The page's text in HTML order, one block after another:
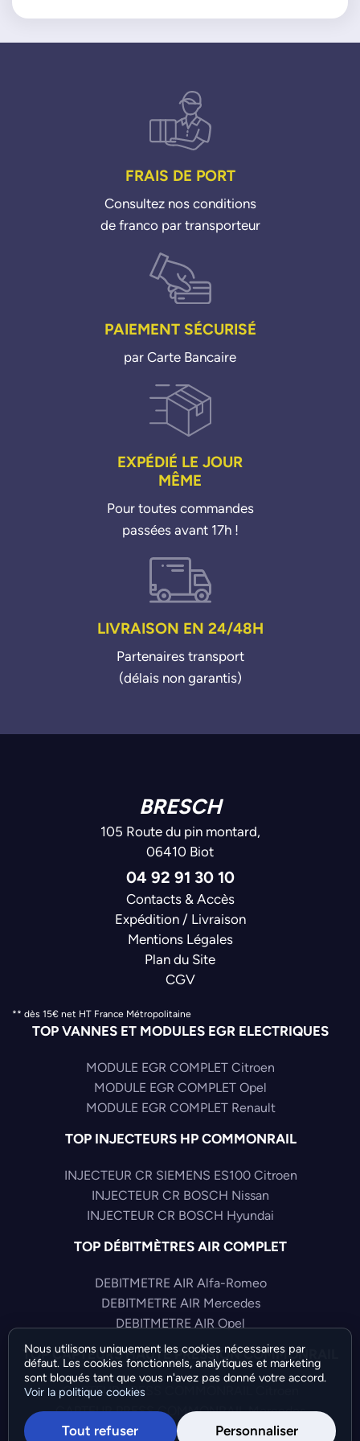
FRAIS DE PORT
Consultez nos conditions
de franco par transporteur
PAIEMENT SÉCURISÉ
par Carte Bancaire
EXPÉDIÉ LE JOUR
MÊME
Pour toutes commandes
passées avant 17h !
LIVRAISON EN 24/48H
Partenaires transport
(délais non garantis)
BRESCH
105 Route du pin montard,
06410 Biot
04 92 91 30 10
Contacts & Accès
Expédition / Livraison
Mentions Légales
Plan du Site
CGV
** dès 15€ net HT France Métropolitaine
TOP VANNES ET MODULES EGR ELECTRIQUES
MODULE EGR COMPLET Citroen
MODULE EGR COMPLET Opel
MODULE EGR COMPLET Renault
TOP INJECTEURS HP COMMONRAIL
INJECTEUR CR SIEMENS ES100 Citroen
INJECTEUR CR BOSCH Nissan
INJECTEUR CR BOSCH Hyundai
TOP DÉBITMÈTRES AIR COMPLET
DEBITMETRE AIR Alfa-Romeo
DEBITMETRE AIR Mercedes
DEBITMETRE AIR Opel
TOP CAPTEURS HAUTE PRESSION COMMONRAIL
CAPTEUR PRESS COMMONRAIL Citroen
CAPTEUR PRESS COMMONRAIL Mercedes
CAPTEUR PRESS COMMONRAIL Fiat
Nous utilisons uniquement les cookies nécessaires par
défaut. Les cookies fonctionnels, analytiques et marketing
sont bloqués tant que vous n'avez pas donné votre accord.
Voir la politique cookies
Tout refuser Personnaliser